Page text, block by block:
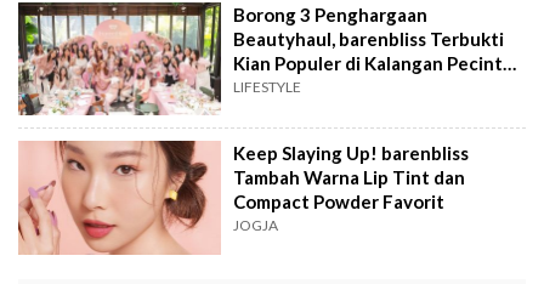
Borong 3 Penghargaan
Beautyhaul, barenbliss Terbukti
Kian Populer di Kalangan Pecinta
K-Beauty
LIFESTYLE
Keep Slaying Up! barenbliss
Tambah Warna Lip Tint dan
Compact Powder Favorit
JOGJA